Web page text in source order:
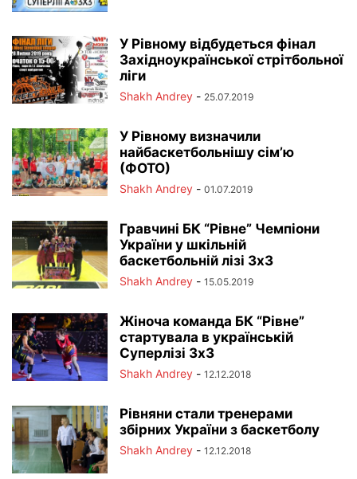
У Рівному відбудеться фінал
Західноукраїнської стрітбольної
ліги
Shakh Andrey - 25.07.2019
У Рівному визначили
найбаскетбольнішу сім’ю
(ФОТО)
Shakh Andrey - 01.07.2019
Гравчині БК “Рівне” Чемпіони
України у шкільній
баскетбольній лізі 3х3
Shakh Andrey - 15.05.2019
Жіноча команда БК “Рівне”
стартувала в українській
Суперлізі 3х3
Shakh Andrey - 12.12.2018
Рівняни стали тренерами
збірних України з баскетболу
Shakh Andrey - 12.12.2018